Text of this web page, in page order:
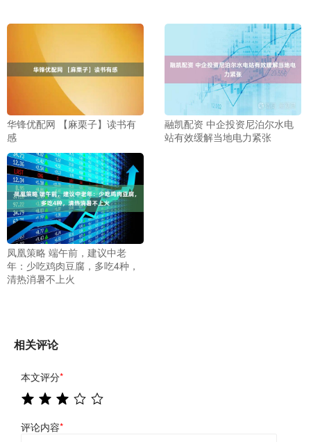
华锋优配网 【麻栗子】读书有
感
融凯配资 中企投资尼泊尔水电
站有效缓解当地电力紧张
凤凰策略 端午前，建议中老
年：少吃鸡肉豆腐，多吃4种，
清热消暑不上火
相关评论
本文评分*
评论内容*